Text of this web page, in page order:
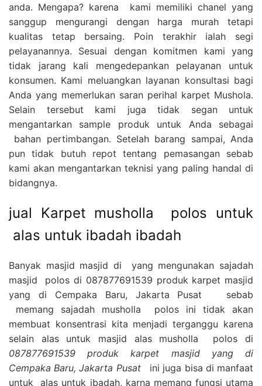
anda. Mengapa? karena kami memiliki chanel yang
sanggup mengurangi dengan harga murah tetapi
kualitas tetap bersaing. Poin terakhir ialah segi
pelayanannya. Sesuai dengan komitmen kami yang
tidak jarang kali mengedepankan pelayanan untuk
konsumen. Kami meluangkan layanan konsultasi bagi
Anda yang memerlukan saran perihal karpet Mushola.
Selain tersebut kami juga tidak segan untuk
mengantarkan sample produk untuk Anda sebagai
bahan pertimbangan. Setelah barang sampai, Anda
pun tidak butuh repot tentang pemasangan sebab
kami akan mengantarkan teknisi yang paling handal di
bidangnya.
jual Karpet musholla polos untuk
alas untuk ibadah ibadah
Banyak masjid masjid di yang mengunakan sajadah
masjid polos di 087877691539 produk karpet masjid
yang di Cempaka Baru, Jakarta Pusat sebab
memang sajadah musholla polos ini tidak akan
membuat konsentrasi kita menjadi terganggu karena
selain alas untuk masjid alas musholla polos di
087877691539 produk karpet masjid yang di
Cempaka Baru, Jakarta Pusat
ini juga bisa di manfaat
untuk alas untuk ibadah, karna memang fungsi utama